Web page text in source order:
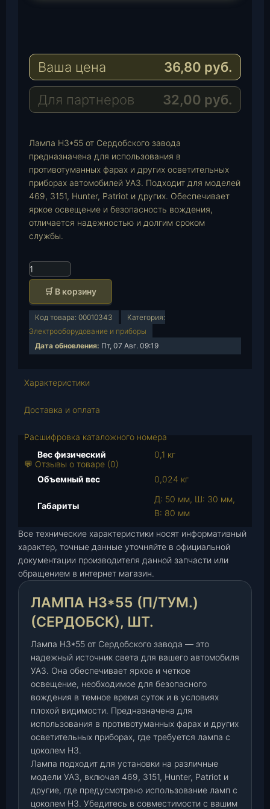
e
r
a
m
a
s
A
p
a
i
l
Ваша цена 36,80 руб.
Для партнеров 32,00 руб.
Лампа Н3*55 от Сердобского завода
предназначена для использования в
противотуманных фарах и других осветительных
приборах автомобилей УАЗ. Подходит для моделей
469, 3151, Hunter, Patriot и других. Обеспечивает
яркое освещение и безопасность вождения,
отличается надежностью и долгим сроком
службы.
К
о
и
в
т
в
р
п
а
Н
3
5
5
п
/
т
у
м
)
(
С
е
р
д
🛒 В корзину
Код товара: 00010343
Категория:
Электрооборудование и приборы
Дата обновления: Пт, 07 Авг. 09:19
Характеристики
Доставка и оплата
Расшифровка каталожного номера
💬 Отзывы о товаре (0)
Вес физический 0,1 кг
Объемный вес 0,024 кг
Габариты
Д: 50 мм, Ш: 30 мм,
В: 80 мм
Все технические характеристики носят информативный
характер, точные данные уточняйте в официальной
документации производителя данной запчасти или
обращением в интернет магазин.
ЛАМПА Н3*55 (П/ТУМ.)
(СЕРДОБСК), ШТ.
Лампа Н3*55 от Сердобского завода — это
надежный источник света для вашего автомобиля
УАЗ. Она обеспечивает яркое и четкое
освещение, необходимое для безопасного
вождения в темное время суток и в условиях
плохой видимости. Предназначена для
использования в противотуманных фарах и других
осветительных приборах, где требуется лампа с
цоколем Н3.
Лампа подходит для установки на различные
модели УАЗ, включая 469, 3151, Hunter, Patriot и
другие, где предусмотрено использование ламп с
цоколем H3. Убедитесь в совместимости с вашим